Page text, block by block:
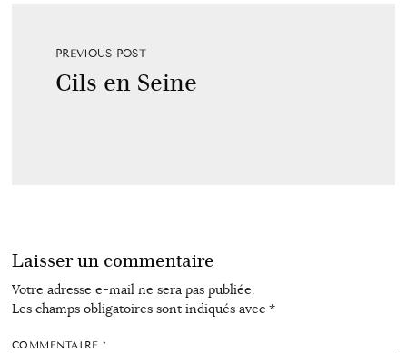
PREVIOUS POST
Cils en Seine
Laisser un commentaire
Votre adresse e-mail ne sera pas publiée.
Les champs obligatoires sont indiqués avec *
COMMENTAIRE*